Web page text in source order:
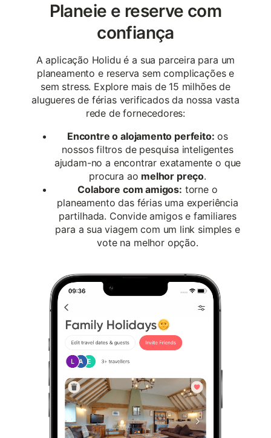
Planeie e reserve com
confiança
A aplicação Holidu é a sua parceira para um
planeamento e reserva sem complicações e
sem stress. Explore mais de 15 milhões de
alugueres de férias verificados da nossa vasta
rede de fornecedores:
Encontre o alojamento perfeito: os
nossos filtros de pesquisa inteligentes
ajudam-no a encontrar exatamente o que
procura ao melhor preço.
Colabore com amigos: torne o
planeamento das férias uma experiência
partilhada. Convide amigos e familiares
para a sua viagem com um link simples e
vote na melhor opção.